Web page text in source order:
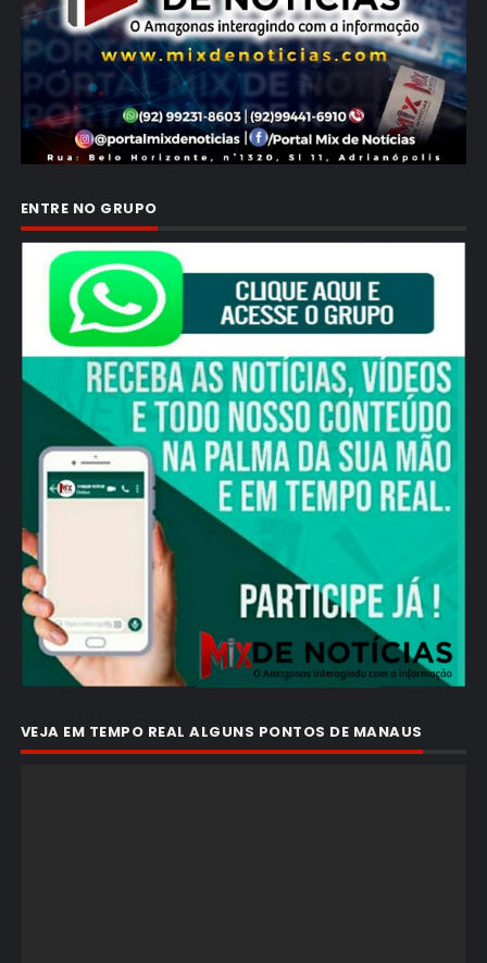
ENTRE NO GRUPO
VEJA EM TEMPO REAL ALGUNS PONTOS DE MANAUS